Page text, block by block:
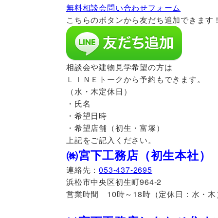
無料相談会問い合わせフォーム
こちらのボタンから友だち追加できます
相談会や建物見学希望の方は
ＬＩＮＥトークから予約もできます。
（水・木定休日）
・氏名
・希望日時
・希望店舗（初生・富塚）
上記をご記入ください。
㈱宮下工務店（初生本社）
連絡先：053-437-2695
浜松市中央区初生町964-2
営業時間 10時～18時（定休日：水・木